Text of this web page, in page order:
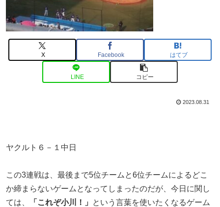
X Facebook はてブ
LINE コピー
2023.08.31
ヤクルト６－１中日
この3連戦は、最後まで5位チームと6位チームによるどこ
か締まらないゲームとなってしまったのだが、今日に関し
ては、
「これぞ小川！」
という言葉を使いたくなるゲーム